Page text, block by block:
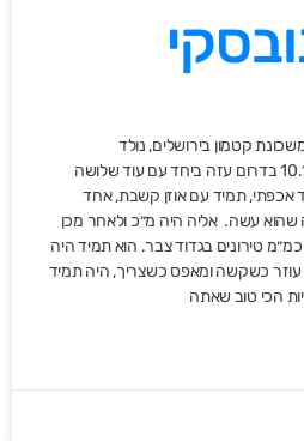
קטמון בירושלים, נולד
ב-5.11.1999נפל ב-10.12.2023 בדרום עזה ביחד עם עוד שלושה
אכפתי, תמיד עם אוזן קשבת, אחד
עשה. אליה היה מ״כ ולאחר מכן
טירונים בגדוד צבר. הוא תמיד היה
כשקשה ומאפס כשצריך, היה תמיד
הכי טוב שאתה